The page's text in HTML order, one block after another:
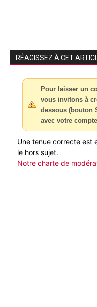
RÉAGISSEZ À CET
Pour laisser un
vous invitons à
dessous (bouton
avec votre
Une tenue correcte est
le hors sujet.
Notre charte de